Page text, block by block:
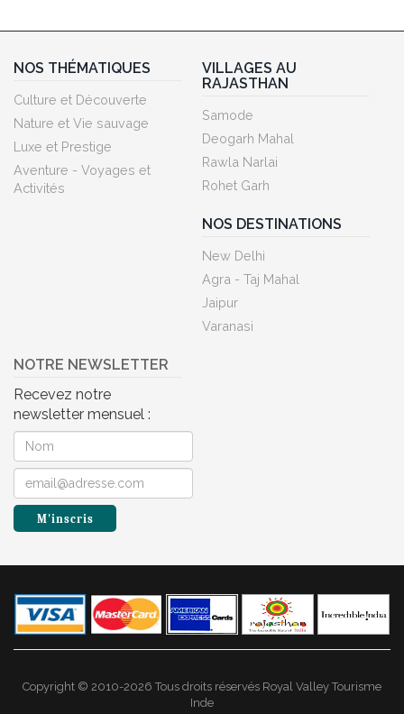
NOS THÉMATIQUES
Culture et Découverte
Nature et Vie sauvage
Luxe et Prestige
Aventure - Voyages et
Activités
VILLAGES AU
RAJASTHAN
Samode
Deogarh Mahal
Rawla Narlai
Rohet Garh
NOS DESTINATIONS
New Delhi
Agra - Taj Mahal
Jaipur
Varanasi
NOTRE NEWSLETTER
Recevez notre
newsletter mensuel :
Copyright © 2010-2026 Tous droits réservés Royal Valley Tourisme
Inde